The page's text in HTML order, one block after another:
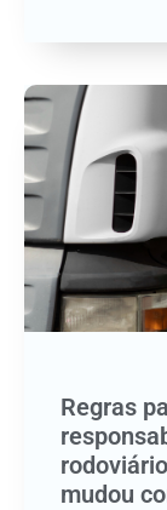
Regras
mudou